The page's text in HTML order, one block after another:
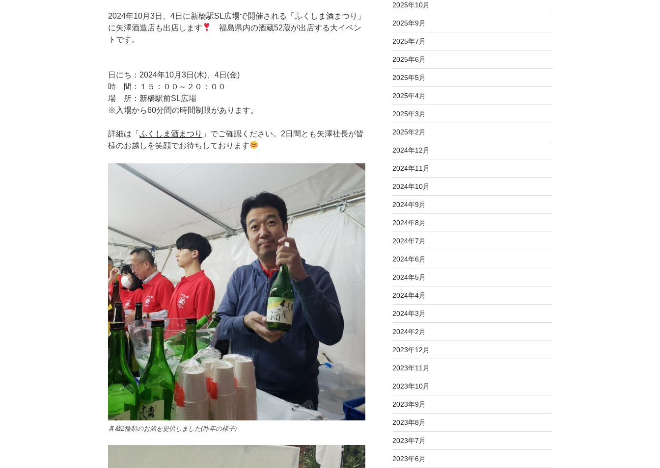
2024年10月3日、4日に新橋駅SL広場で開催される「ふくしま酒まつり」
に矢澤酒造店も出店します
福島県内の酒蔵52蔵が出店する大イベン
トです。
日にち：2024年10月3日(木)、4日(金)
時 間：１５：００～２０：００
場 所：新橋駅前SL広場
※入場から60分間の時間制限があります。
詳細は「 ふくしま酒まつり 」でご確認ください。2日間とも矢澤社長が皆
様のお越しを笑顔でお待ちしております
各蔵2種類のお酒を提供しました(昨年の様子)
2025年10月
2025年9月
2025年7月
2025年6月
2025年5月
2025年4月
2025年3月
2025年2月
2024年12月
2024年11月
2024年10月
2024年9月
2024年8月
2024年7月
2024年6月
2024年5月
2024年4月
2024年3月
2024年2月
2023年12月
2023年11月
2023年10月
2023年9月
2023年8月
2023年7月
2023年6月